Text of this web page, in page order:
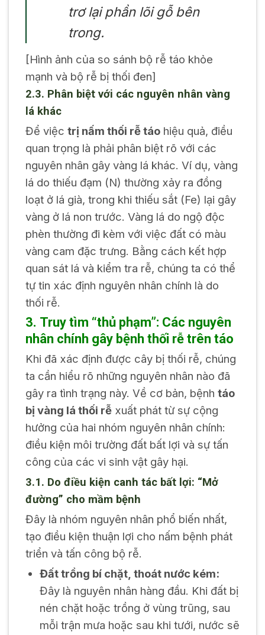
trơ lại phần lõi gỗ bên
trong.
[Hình ảnh của so sánh bộ rễ táo khỏe
mạnh và bộ rễ bị thối đen]
2.3. Phân biệt với các nguyên nhân vàng
lá khác
Để việc trị nấm thối rễ táohiệu quả, điều
quan trọng là phải phân biệt rõ với các
nguyên nhân gây vàng lá khác. Ví dụ, vàng
lá do thiếu đạm (N) thường xảy ra đồng
loạt ở lá già, trong khi thiếu sắt (Fe) lại gây
vàng ở lá non trước. Vàng lá do ngộ độc
phèn thường đi kèm với việc đất có màu
vàng cam đặc trưng. Bằng cách kết hợp
quan sát lá và kiểm tra rễ, chúng ta có thể
tự tin xác định nguyên nhân chính là do
thối rễ.
3. Truy tìm “thủ phạm”: Các nguyên
nhân chính gây bệnh thối rễ trên táo
Khi đã xác định được cây bị thối rễ, chúng
ta cần hiểu rõ những nguyên nhân nào đã
gây ra tình trạng này. Về cơ bản, bệnh táo
bị vàng lá thối rễxuất phát từ sự cộng
hưởng của hai nhóm nguyên nhân chính:
điều kiện môi trường đất bất lợi và sự tấn
công của các vi sinh vật gây hại.
3.1. Do điều kiện canh tác bất lợi: “Mở
đường” cho mầm bệnh
Đây là nhóm nguyên nhân phổ biến nhất,
tạo điều kiện thuận lợi cho nấm bệnh phát
triển và tấn công bộ rễ.
Đất trồng bí chặt, thoát nước kém:
Đây là nguyên nhân hàng đầu. Khi đất bị
nén chặt hoặc trồng ở vùng trũng, sau
mỗi trận mưa hoặc sau khi tưới, nước sẽ